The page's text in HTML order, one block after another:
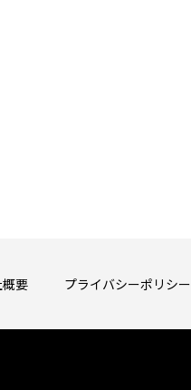
概要 プライバシーポリシー